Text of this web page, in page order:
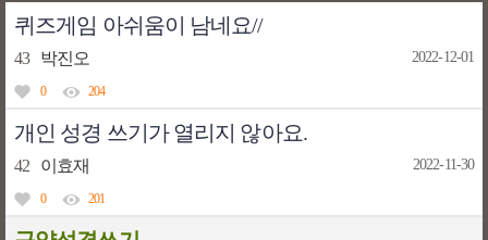
퀴즈게임 아쉬움이 남네요//
43 박진오 2022-12-01
0 204
개인 성경 쓰기가 열리지 않아요.
42 이효재 2022-11-30
0 201